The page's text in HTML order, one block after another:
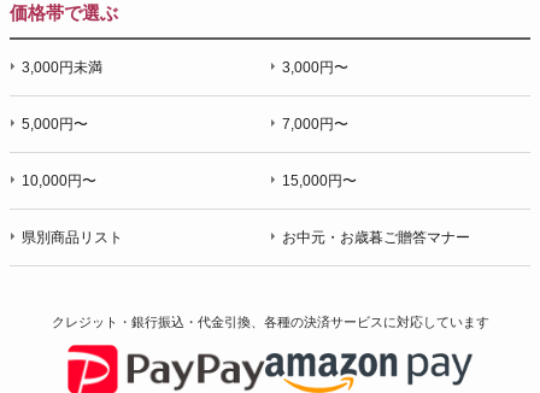
価格帯で選ぶ
3,000円未満 3,000円〜
5,000円〜 7,000円〜
10,000円〜 15,000円〜
県別商品リスト お中元・お歳暮ご贈答マナー
クレジット・銀行振込・代金引換、各種の決済サービスに対応しています